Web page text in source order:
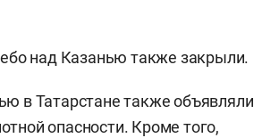
над Казанью также закрыли.
в Татарстане также объявляли
опасности. Кроме того,